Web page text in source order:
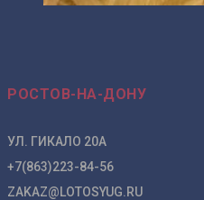
РОСТОВ-НА-ДОНУ
УЛ. ГИКАЛО 20А +7
+7(863)223-84-56
ZAKAZ@LOTOSYUG.RU